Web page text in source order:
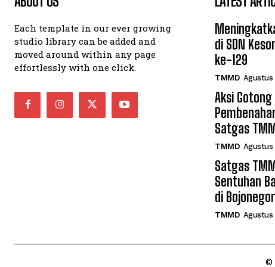
Each template in our ever growing
studio library can be added and
moved around within any page
effortlessly with one click.
di SDN
ke-129
TMMD Agustus
Aksi
Satgas
TMMD Agustus
Satgas
Sentuhan
di
TMMD Agustus
©